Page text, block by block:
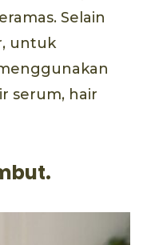
Selain
untuk
serum, hair